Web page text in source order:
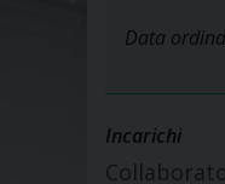
Data
Incarichi